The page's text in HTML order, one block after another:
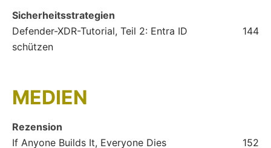
Sicherheitsstrategien
Defender-XDR-Tutorial, Teil 2: Entra ID
schützen
144
MEDIEN
Rezension
If Anyone Builds It, Everyone Dies
152